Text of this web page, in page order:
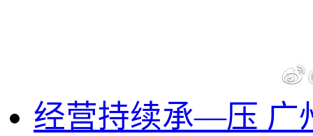
经营持续承—压 广